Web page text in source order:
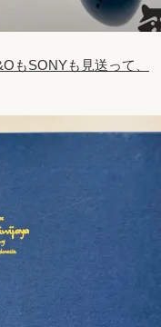
もSONYも見送って、